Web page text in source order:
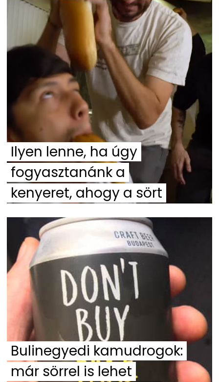
Ilyen lenne, ha úgy
fogyasztanánk a
kenyeret, ahogy a sört
Bulinegyedi kamudrogok:
már sörrel is lehet